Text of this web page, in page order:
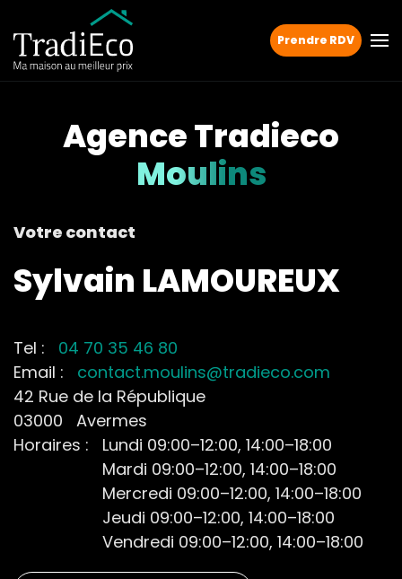
Prendre RDV
Agence Tradieco
Moulins
Votre contact
Sylvain LAMOUREUX
Tel :
04 70 35 46 80
Email :
contact.moulins@tradieco.com
42 Rue de la République
03000
Avermes
Horaires :
Lundi 09:00–12:00, 14:00–18:00
Mardi 09:00–12:00, 14:00–18:00
Mercredi 09:00–12:00, 14:00–18:00
Jeudi 09:00–12:00, 14:00–18:00
Vendredi 09:00–12:00, 14:00–18:00